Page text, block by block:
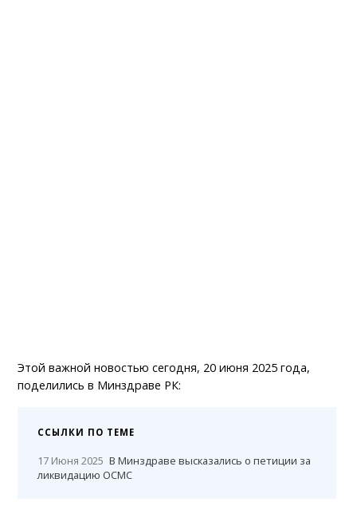
Этой важной новостью сегодня, 20 июня 2025 года,
поделились в Минздраве РК:
ССЫЛКИ ПО ТЕМЕ
17 Июня 2025 В Минздраве высказались о петиции за
ликвидацию ОСМС